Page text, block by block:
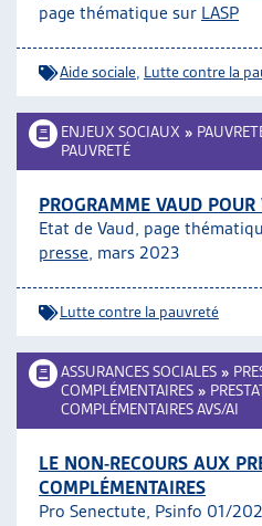
page thématique sur LASP
Aide sociale Lutte contre la
ENJEUX SOCIAUX »
PAUVRETÉ
PROGRAMME VAUD POUR
Etat de Vaud, page
presse, mars 2023
Lutte contre la pauvreté
ASSURANCES SOCIALES »
COMPLÉMENTAIRES »
COMPLÉMENTAIRES AVS/AI
LE NON-RECOURS AUX
COMPLÉMENTAIRES
Pro Senectute, Psinfo 01/